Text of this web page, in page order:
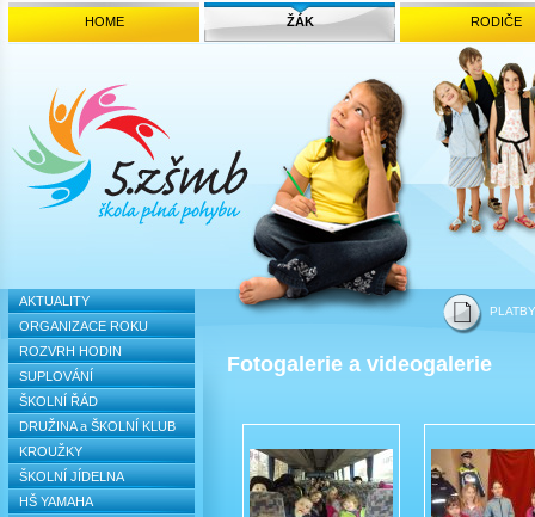
HOME ŽÁK RODIČE
PLATBY
AKTUALITY
ORGANIZACE ROKU
ROZVRH HODIN
SUPLOVÁNÍ
ŠKOLNÍ ŘÁD
DRUŽINA a ŠKOLNÍ KLUB
KROUŽKY
ŠKOLNÍ JÍDELNA
HŠ YAMAHA
Fotogalerie a videogalerie